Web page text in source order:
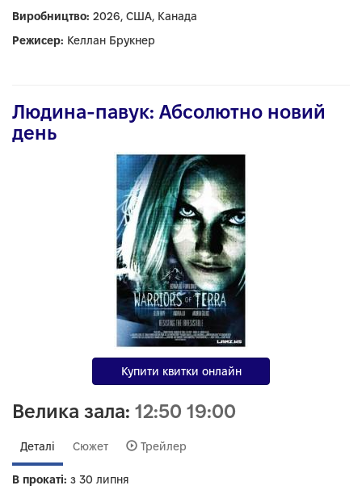
Виробництво: 2026, США, Канада
Режисер: Келлан Брукнер
Людина-павук: Абсолютно новий
день
Купити квитки онлайн
Велика зала: 12:50 19:00
Деталі Сюжет Трейлер
В прокаті: з 30 липня